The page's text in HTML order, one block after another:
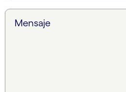
Mensaje